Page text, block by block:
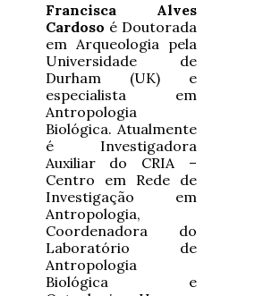
Francisca Alves
Cardoso é Doutorada
em Arqueologia pela
Universidade de
Durham (UK) e
especialista em
Antropologia
Biológica. Atualmente
é Investigadora
Auxiliar do CRIA –
Centro em Rede de
Investigação em
Antropologia,
Coordenadora do
Laboratório de
Antropologia
Biológica e